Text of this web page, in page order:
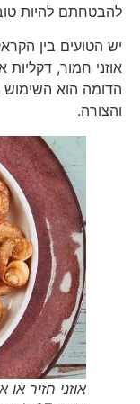
להבטחתם להיות
יש הטועים בין
הדומה הוא השימוש
והצורה.
אוזני חזיר או